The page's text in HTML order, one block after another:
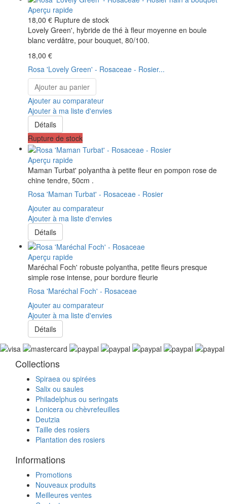
Aperçu rapide
18,00 € Rupture de stock
Lovely Green', hybride de thé à fleur moyenne en boule
blanc verdâtre, pour bouquet, 80/100.
18,00 €
Rosa 'Lovely Green' - Rosaceae - Rosier...
Ajouter au panier
Ajouter au comparateur
Ajouter à ma liste d'envies
Détails
Rupture de stock
Aperçu rapide
Maman Turbat' polyantha à petite fleur en pompon rose de
chine tendre, 50cm .
Rosa 'Maman Turbat' - Rosaceae - Rosier
Ajouter au comparateur
Ajouter à ma liste d'envies
Détails
Aperçu rapide
Maréchal Foch' robuste polyantha, petite fleurs presque
simple rose intense, pour bordure fleurie
Rosa 'Maréchal Foch' - Rosaceae
Ajouter au comparateur
Ajouter à ma liste d'envies
Détails
Collections
Spiraea ou spirées
Salix ou saules
Philadelphus ou seringats
Lonicera ou chèvrefeuilles
Deutzia
Taille des rosiers
Plantation des rosiers
Informations
Promotions
Nouveaux produits
Meilleures ventes